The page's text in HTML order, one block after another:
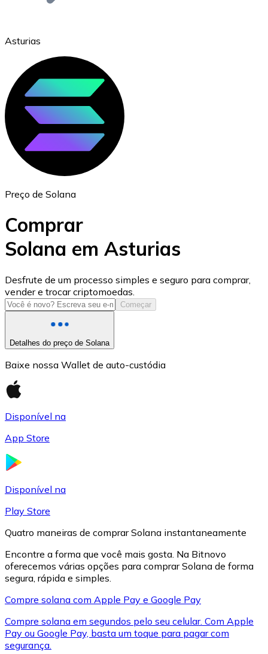
ETH
USD Coin
USDC
XRP
XRP
Asturias
Preço de Solana
Comprar
Solana em Asturias
Desfrute de um processo simples e seguro para comprar,
vender e trocar criptomoedas.
Começar
Detalhes do preço de Solana
Baixe nossa Wallet de auto-custódia
Disponível na
App Store
Disponível na
Play Store
Quatro maneiras de comprar Solana instantaneamente
Encontre a forma que você mais gosta. Na Bitnovo
oferecemos várias opções para comprar Solana de forma
segura, rápida e simples.
Compre solana com Apple Pay e Google Pay
Compre solana em segundos pelo seu celular. Com Apple
Pay ou Google Pay, basta um toque para pagar com
segurança.